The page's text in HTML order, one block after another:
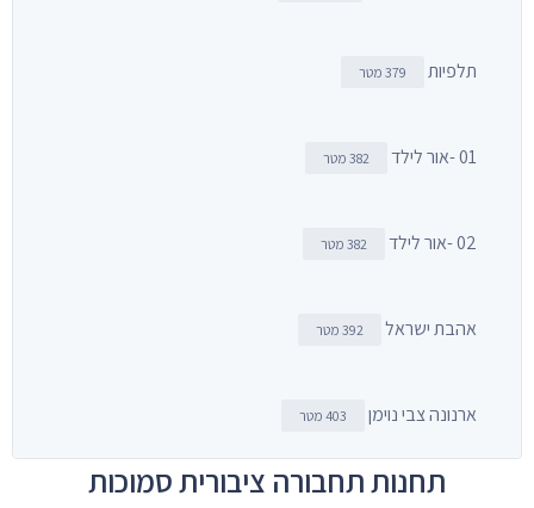
תלפיות 379 מטר
01 -אור לילד 382 מטר
02 -אור לילד 382 מטר
אהבת ישראל 392 מטר
ארנונה צבי נוימן 403 מטר
תחנות תחבורה ציבורית סמוכות